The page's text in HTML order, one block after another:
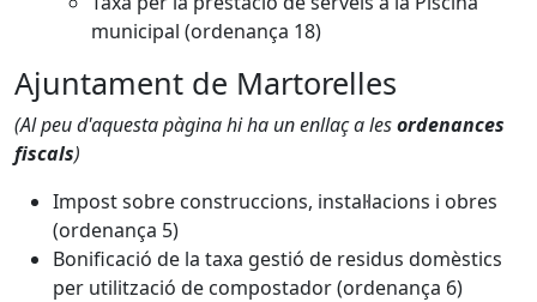
municipal (ordenança 18)
Ajuntament de Martorelles
(Al peu d'aquesta pàgina hi ha un enllaç a lesordenances
fiscals)
Impost sobre construccions, instal·lacions i obres
(ordenança 5)
Bonificació de la taxa gestió de residus domèstics
per utilització de compostador (ordenança 6)